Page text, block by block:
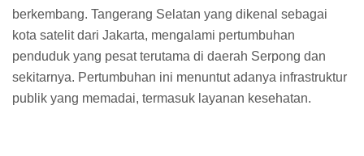
berkembang. Tangerang Selatan yang dikenal sebagai
kota satelit dari Jakarta, mengalami pertumbuhan
penduduk yang pesat terutama di daerah Serpong dan
sekitarnya. Pertumbuhan ini menuntut adanya infrastruktur
publik yang memadai, termasuk layanan kesehatan.